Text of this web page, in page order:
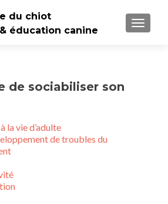
du chiot
éducation canine
de sociabiliser son
la vie d’adulte
de troubles du